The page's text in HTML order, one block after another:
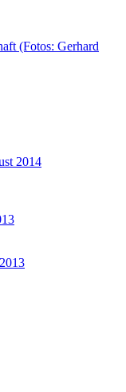
(Fotos: Gerhard
2014